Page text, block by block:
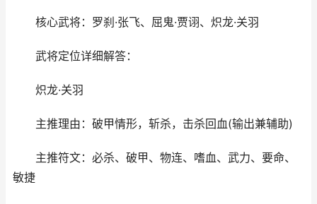
核心武将：罗刹·张飞、屈鬼·贾诩、炽龙·关羽
武将定位详细解答：
炽龙·关羽
主推理由：破甲情形，斩杀，击杀回血(输出兼辅助)
主推符文：必杀、破甲、物连、嗜血、武力、要命、
敏捷